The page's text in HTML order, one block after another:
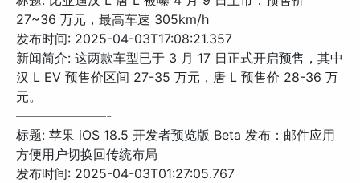
27~36 万元，最高车速 305km/h
发布时间: 2025-04-03T17:08:21.357
新闻简介: 这两款车型已于 3 月 17 日正式开启预售，其中
汉 L EV 预售价区间 27-35 万元，唐 L 预售价 28-36 万
元。
———————-
标题: 苹果 iOS 18.5 开发者预览版 Beta 发布：邮件应用
方便用户切换回传统布局
发布时间: 2025-04-03T01:27:05.767